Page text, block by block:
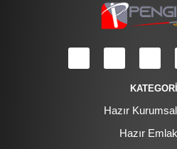
Hazır
Hazır